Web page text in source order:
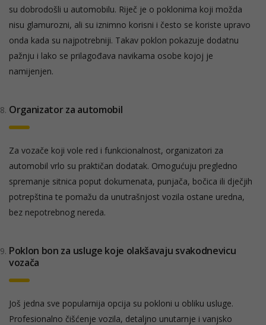
su dobrodošli u automobilu. Riječ je o poklonima koji možda
nisu glamurozni, ali su iznimno korisni i često se koriste upravo
onda kada su najpotrebniji. Takav poklon pokazuje dodatnu
pažnju i lako se prilagođava navikama osobe kojoj je
namijenjen.
Organizator za automobil
Za vozače koji vole red i funkcionalnost, organizatori za
automobil vrlo su praktičan dodatak. Omogućuju pregledno
spremanje sitnica poput dokumenata, punjača, bočica ili dječjih
potrepština te pomažu da unutrašnjost vozila ostane uredna,
bez nepotrebnog nereda.
Poklon bon za usluge koje olakšavaju svakodnevicu
vozača
Još jedna sve popularnija opcija su pokloni u obliku usluge.
Profesionalno čišćenje vozila, detaljno unutarnje i vanjsko